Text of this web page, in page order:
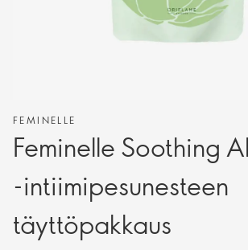
FEMINELLE
Feminelle Soothing
-intiimipesunesteen
täyttöpakkaus